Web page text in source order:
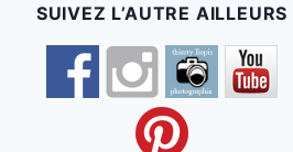
SUIVEZ L’AUTRE AILLEURS